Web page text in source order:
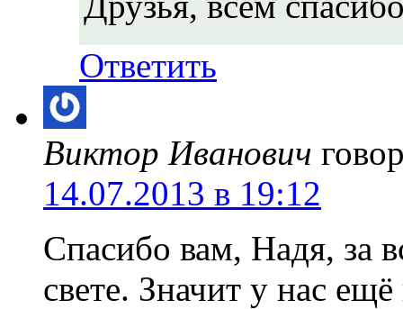
Ответить
Виктор Иванович
14.07.2013 в 19:12
Спасибо вам, Надя, за
свете. Значит у нас